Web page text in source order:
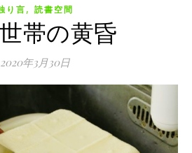
り言, 読書空間
帯の黄昏
2020年3月30日